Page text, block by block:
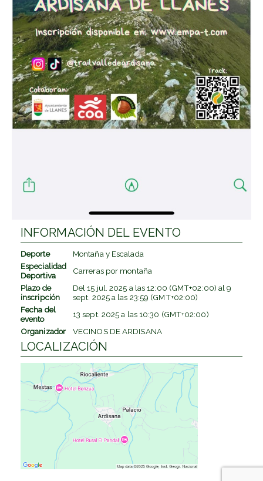
INFORMACIÓN DEL EVENTO
Deporte
Montaña y Escalada
Especialidad
Deportiva
Carreras por montaña
Plazo de
inscripción
Del15 jul. 2025 a las12:00 (GMT+02:00) al9
sept. 2025a las 23:59 (GMT+02:00)
Fecha del
evento
13 sept. 2025a las10:30 (GMT+02:00)
Organizador
VECINOS DE ARDISANA
LOCALIZACIÓN